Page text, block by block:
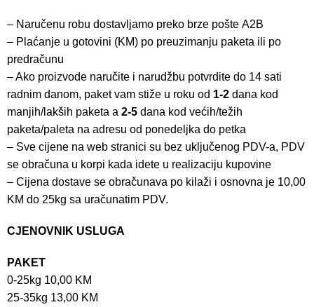
– Naručenu robu dostavljamo preko brze pošte A2B
– Plaćanje u gotovini (KM) po preuzimanju paketa ili po
predračunu
– Ako proizvode naručite i narudžbu potvrdite do 14 sati
radnim danom, paket vam stiže u roku od 1-2 dana kod
manjih/lakših paketa a 2-5 dana kod većih/težih
paketa/paleta na adresu od ponedeljka do petka
– Sve cijene na web stranici su bez uključenog PDV-a, PDV
se obračuna u korpi kada idete u realizaciju kupovine
– Cijena dostave se obračunava po kilaži i osnovna je 10,00
KM do 25kg sa uračunatim PDV.
CJENOVNIK USLUGA
PAKET
0-25kg 10,00 KM
25-35kg 13,00 KM